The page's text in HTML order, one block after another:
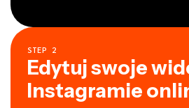
STEP 2
Edytuj swoje
Instagramie